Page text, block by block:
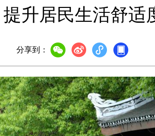
升居民生活舒适
分享到：